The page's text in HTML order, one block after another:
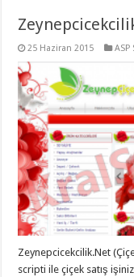
25 Haziran 2015 ASP
Zeynepcicekcilik.Net
scripti ile çiçek satış